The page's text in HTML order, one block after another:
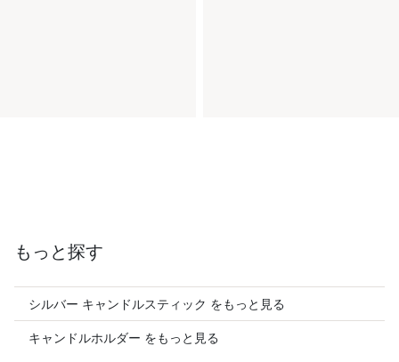
もっと探す
シルバー キャンドルスティック をもっと見る
キャンドルホルダー をもっと見る